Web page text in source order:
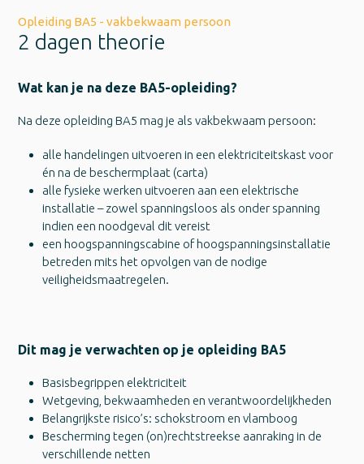
2 dagen theorie
Opleiding BA5 - vakbekwaam persoon
Wat kan je na deze BA5-opleiding?
Na deze opleiding BA5 mag je als vakbekwaam persoon:
alle handelingen uitvoeren in een elektriciteitskast voor
én na de beschermplaat (carta)
alle fysieke werken uitvoeren aan een elektrische
installatie – zowel spanningsloos als onder spanning
indien een noodgeval dit vereist
een hoogspanningscabine of hoogspanningsinstallatie
betreden mits het opvolgen van de nodige
veiligheidsmaatregelen.
Dit mag je verwachten op je opleiding BA5
Basisbegrippen elektriciteit
Wetgeving, bekwaamheden en verantwoordelijkheden
Belangrijkste risico’s: schokstroom en vlamboog
Bescherming tegen (on)rechtstreekse aanraking in de
verschillende netten